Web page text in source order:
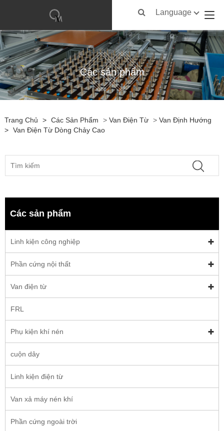
Language
Các sản phẩm
Trang Chủ > Các Sản Phẩm > Van Điện Từ > Van Định Hướng
> Van Điện Từ Dòng Chảy Cao
Các sản phẩm
Linh kiện công nghiệp
Phần cứng nội thất
Van điện từ
FRL
Phụ kiện khí nén
cuộn dây
Linh kiện điện từ
Van xả máy nén khí
Phần cứng ngoài trời